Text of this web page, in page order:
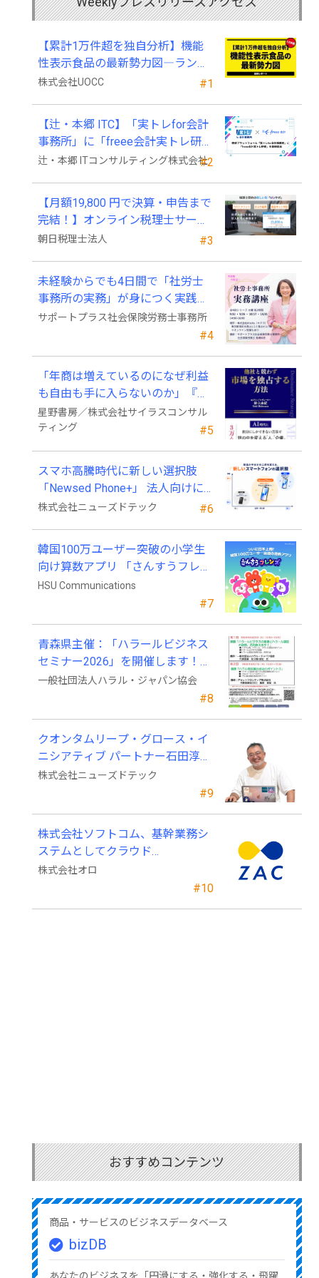
#1
【累計1万件超を独自分析】機能
性表示食品の最新勢力図―ランキ
ングと2025年4月以降の変化
株式会社UOCC
#2
【辻・本郷 ITC】「実トレfor会計
事務所」に「freee会計実トレ研
修」を新規追加
辻・本郷 ITコンサルティング株式会社
#3
【月額19,800 円で決算・申告まで
完結！】オンライン税理士サービ
ス「Wiz サポ」
朝日税理士法人
#4
未経験からでも4日間で「社労士
事務所の実務」が身につく実践講
座、2026年9月開講
サポートプラス社会保険労務士事務所
#5
「年商は増えているのになぜ利益
も自由も手に入らないのか」『他
社と競わず 市場を独占する方法』
発売
星野書房／株式会社サイラスコンサル
ティング
#6
スマホ高騰時代に新しい選択肢
「Newsed Phone+」 法人向けに7
月23日から販売開始
株式会社ニューズドテック
#7
韓国100万ユーザー突破の小学生
向け算数アプリ 「さんすうフレン
ズ」、ついに日本上陸!
HSU Communications
#8
青森県主催：「ハラールビジネス
セミナー2026」を開催します！
（参加費無料）
一般社団法人ハラル・ジャパン協会
#9
クオンタムリープ・グロース・イ
ニシアティブ パートナー石田淳也
氏がニューズドテックの戦略顧問
株式会社ニューズドテック
#10
株式会社ソフトコム、基幹業務シ
ステムとしてクラウド
ERP「ZAC」を採用
株式会社オロ
おすすめコンテンツ
商品・サービスのビジネスデータベース
bizDB